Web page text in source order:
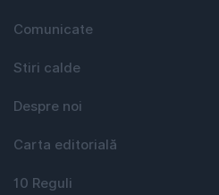
Comunicate
Stiri calde
Despre noi
Carta editorială
10 Reguli